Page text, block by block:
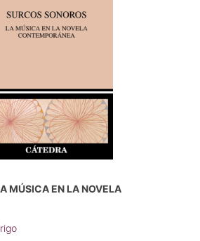
MÚSICA EN LA NOVELA